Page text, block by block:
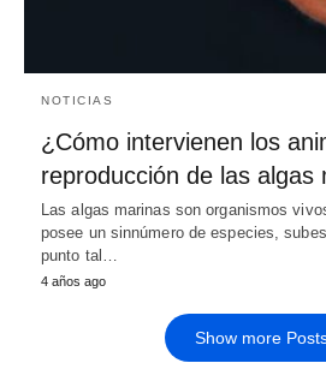
NOTICIAS
¿Cómo intervienen los
reproducción de las algas
Las algas marinas son organismos
posee un sinnúmero de especies,
punto tal…
4 años ago
Show more